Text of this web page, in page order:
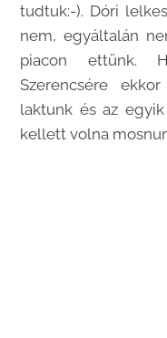
tudtuk:-). Dóri
nem, egyáltalán
piacon ettünk.
Szerencsére
laktunk és az
kellett volna